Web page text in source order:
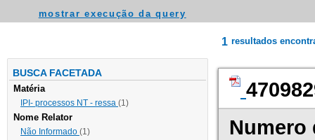
mostrar execução da query
BUSCA FACETADA
Matéria
IPI- processos NT - ressa (1)
Nome Relator
Não Informado (1)
1 resultados
Numero